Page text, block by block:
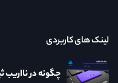
لینک های کاربردی
چگونه در نااریب